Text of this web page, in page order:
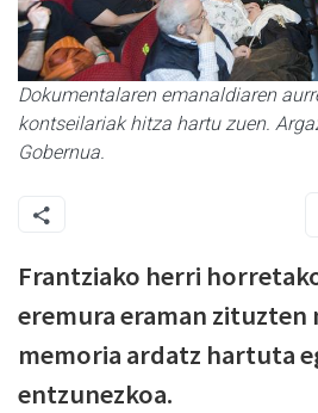
Dokumentalaren emanaldiaren
kontseilariak hitza hartu zuen.
Gobernua.
Frantziako herri
eremura eraman zituzten
memoria ardatz hartuta
entzunezkoa.